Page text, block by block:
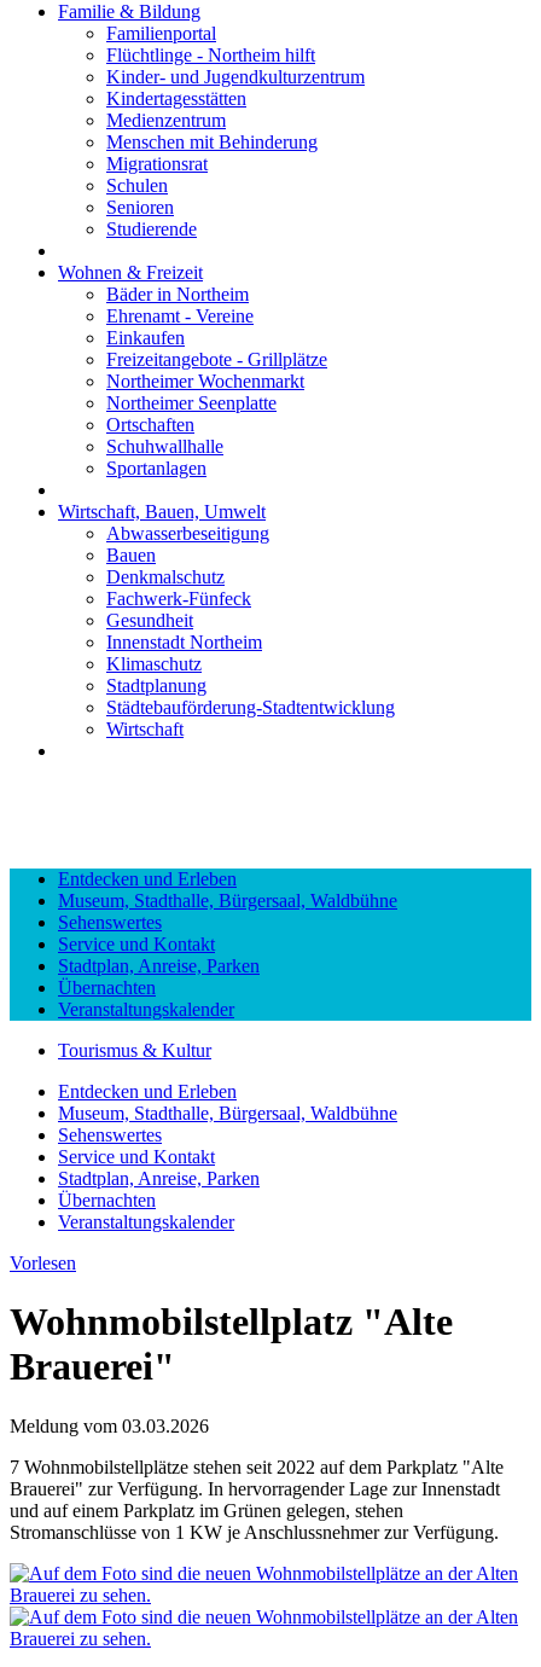
Familie & Bildung
Familienportal
Flüchtlinge - Northeim hilft
Kinder- und Jugendkulturzentrum
Kindertagesstätten
Medienzentrum
Menschen mit Behinderung
Migrationsrat
Schulen
Senioren
Studierende
Wohnen & Freizeit
Bäder in Northeim
Ehrenamt - Vereine
Einkaufen
Freizeitangebote - Grillplätze
Northeimer Wochenmarkt
Northeimer Seenplatte
Ortschaften
Schuhwallhalle
Sportanlagen
Wirtschaft, Bauen, Umwelt
Abwasserbeseitigung
Bauen
Denkmalschutz
Fachwerk-Fünfeck
Gesundheit
Innenstadt Northeim
Klimaschutz
Stadtplanung
Städtebauförderung-Stadtentwicklung
Wirtschaft
Entdecken und Erleben
Museum, Stadthalle, Bürgersaal, Waldbühne
Sehenswertes
Service und Kontakt
Stadtplan, Anreise, Parken
Übernachten
Veranstaltungskalender
Tourismus & Kultur
Entdecken und Erleben
Museum, Stadthalle, Bürgersaal, Waldbühne
Sehenswertes
Service und Kontakt
Stadtplan, Anreise, Parken
Übernachten
Veranstaltungskalender
Vorlesen
Wohnmobilstellplatz "Alte
Brauerei"
Meldung vom 03.03.2026
7 Wohnmobilstellplätze stehen seit 2022 auf dem Parkplatz "Alte
Brauerei" zur Verfügung. In hervorragender Lage zur Innenstadt
und auf einem Parkplatz im Grünen gelegen, stehen
Stromanschlüsse von 1 KW je Anschlussnehmer zur Verfügung.